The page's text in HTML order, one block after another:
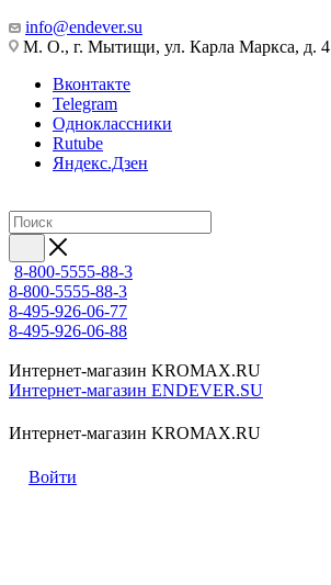
info@endever.su
М. О., г. Мытищи, ул. Карла Маркса, д. 4
Вконтакте
Telegram
Одноклассники
Rutube
Яндекс.Дзен
8-800-5555-88-3
8-800-5555-88-3
8-495-926-06-77
8-495-926-06-88
Интернет-магазин KROMAX.RU
Интернет-магазин ENDEVER.SU
Интернет-магазин KROMAX.RU
Войти